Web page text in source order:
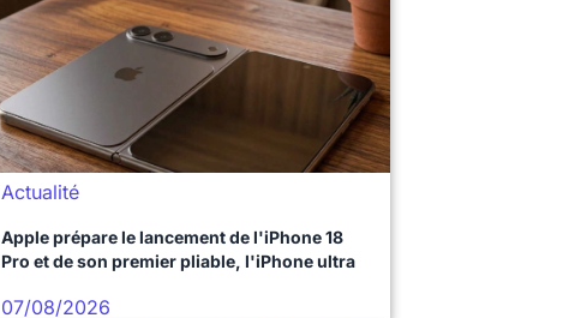
Actualité
Apple prépare le lancement de l'iPhone 18
Pro et de son premier pliable, l'iPhone ultra
07/08/2026